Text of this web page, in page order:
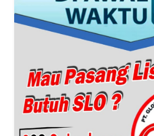
BERITA
INFO
IKLAN
TENTANG